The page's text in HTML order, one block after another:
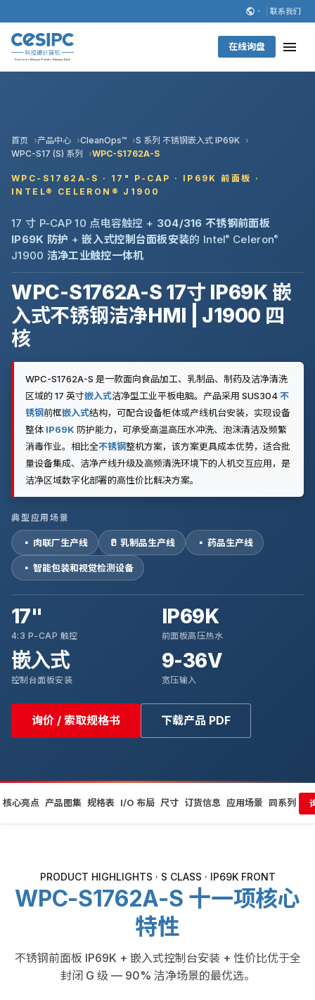
联系我们
在线询盘
首页 产品中心 CleanOps™
S 系列 不锈钢嵌入式 IP69K
WPC-S17 (S) 系列
WPC-S1762A-S
WPC-S1762A-S · 17" P-CAP · IP69K 前面板 ·
INTEL® CELERON® J1900
17 寸 P-CAP 10 点电容触控 + 304/316 不锈钢前面板
IP69K 防护 +嵌入式控制台面板安装的 Intel® Celeron®
J1900 洁净工业触控一体机
WPC-S1762A-S 17寸 IP69K 嵌
入式不锈钢洁净HMI | J1900 四
核
WPC-S1762A-S 是一款面向食品加工、乳制品、制药及洁净清洗
区域的 17 英寸嵌入式洁净型工业平板电脑。产品采用 SUS304不
锈钢前框嵌入式结构，可配合设备柜体或产线机台安装，实现设备
整体 IP69K 防护能力，可承受高温高压水冲洗、泡沫清洁及频繁
消毒作业。相比全不锈钢整机方案，该方案更具成本优势，适合批
量设备集成、洁净产线升级及高频清洗环境下的人机交互应用，是
洁净区域数字化部署的高性价比解决方案。
典型应用场景
▪ 肉联厂生产线 🥛 乳制品生产线 ▪ 药品生产线
▪ 智能包装和视觉检测设备
17"
4:3 P-CAP 触控
IP69K
前面板高压热水
嵌入式
控制台面板安装
9-36V
宽压输入
询价 / 索取规格书 下载产品 PDF
核心亮点 产品图集 规格表 I/O 布局 尺寸 订货信息 应用场景 同系列
PRODUCT HIGHLIGHTS · S CLASS · IP69K FRONT
WPC-S1762A-S 十一项核心
特性
不锈钢前面板 IP69K + 嵌入式控制台安装 + 性价比优于全
封闭 G 级 — 90% 洁净场景的最优选。